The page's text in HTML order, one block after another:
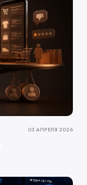
03 АПРЕЛЯ 2026